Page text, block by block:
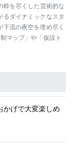
粋を尽くした芸術的な
るダイナミックなスタ
流の夜空を埋め尽く
マップ」や「仮設ト
かげで大変楽しめ